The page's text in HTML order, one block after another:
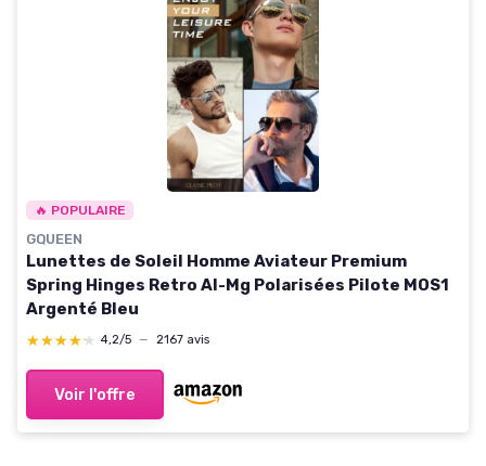
🔥 POPULAIRE
GQUEEN
Lunettes de Soleil Homme Aviateur Premium
Spring Hinges Retro Al-Mg Polarisées Pilote MOS1
Argenté Bleu
★★★★★
★★★★★ 4,2/5 — 2167 avis
Voir l'offre